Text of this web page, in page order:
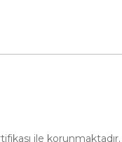
ile korunmaktadır.